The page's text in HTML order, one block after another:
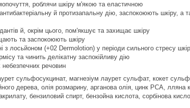
роблячи шкіру м'якою та еластичною
й протизапальну дію, заспокоюють шкіру, а
й, окрім цього, пом'якшує та захищає шкіру
та заспокоюють шкіру
з лосьйоном (+02 Dermolotion) у періоди сильного стресу
та чинить делікатну заспокійливу дію
речовин
сульфосукцинат, магнезіум лаурет сульфат, кокет
дерева, олія розмарину, арганова олія, цинк PCA, лляна
бензиловий спирт, бензойна кислота, сорбінова